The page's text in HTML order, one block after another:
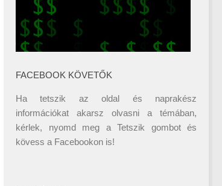
FACEBOOK KÖVETŐK
Ha tetszik az oldal és naprakész
információkat akarsz olvasni a témában,
kérlek, nyomd meg a Tetszik gombot és
kövess a Facebookon is!